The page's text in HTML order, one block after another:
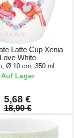
Latte Cup Xenia
Love White
Ø 10 cm, 350 ml
Auf Lager
5,68 €
18,90 €